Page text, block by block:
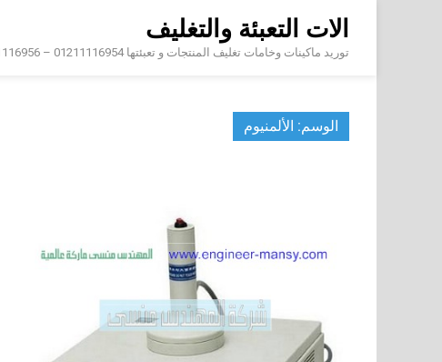
content
الات التعبئة والتغليف
توريد ماكينات وخامات تغليف المنتجات و تعبئتها 01211116954 – 01211116956 – 01211116958
الوسم: الألمنيوم